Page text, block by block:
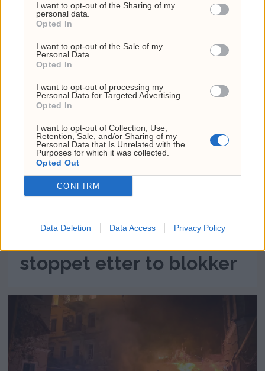
I want to opt-out of the Sharing of my
personal data.
Opted In
I want to opt-out of the Sale of my
Personal Data.
Opted In
I want to opt-out of processing my
Personal Data for Targeted Advertising.
Opted In
I want to opt-out of Collection, Use,
Retention, Sale, and/or Sharing of my
Personal Data that Is Unrelated with the
Purposes for which it was collected.
Opted Out
CONFIRM
Data Deletion Data Access Privacy Policy
«Vestens fakkel» reises
ved Musks Starbase
Bitcoin-opprørerne
stoppet etter to blokker